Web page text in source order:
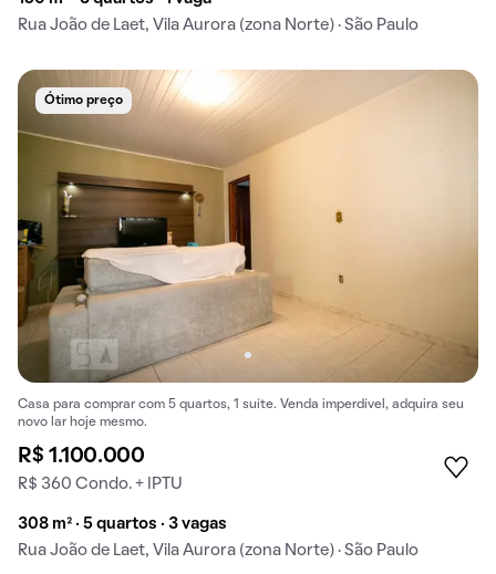
Rua João de Laet, Vila Aurora (zona Norte) · São Paulo
Ótimo preço
Casa para comprar com 5 quartos, 1 suíte. Venda imperdível, adquira seu
novo lar hoje mesmo.
R$ 1.100.000
R$ 360 Condo. + IPTU
308 m² · 5 quartos · 3 vagas
Rua João de Laet, Vila Aurora (zona Norte) · São Paulo